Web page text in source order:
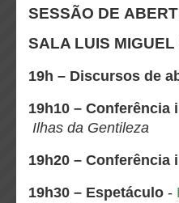
SESSÃO DE
SALA LUIS MIGUEL
19h – Discursos de
19h10 – Conferência
Ilhas da Gentileza
19h20 – Conferência
19h30 – Espetáculo -